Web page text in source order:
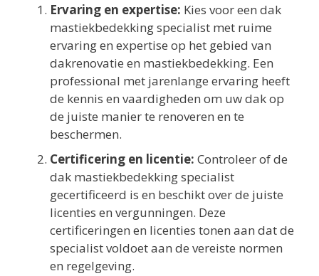
Ervaring en expertise: Kies voor een dak
mastiekbedekking specialist met ruime
ervaring en expertise op het gebied van
dakrenovatie en mastiekbedekking. Een
professional met jarenlange ervaring heeft
de kennis en vaardigheden om uw dak op
de juiste manier te renoveren en te
beschermen.
Certificering en licentie: Controleer of de
dak mastiekbedekking specialist
gecertificeerd is en beschikt over de juiste
licenties en vergunningen. Deze
certificeringen en licenties tonen aan dat de
specialist voldoet aan de vereiste normen
en regelgeving.